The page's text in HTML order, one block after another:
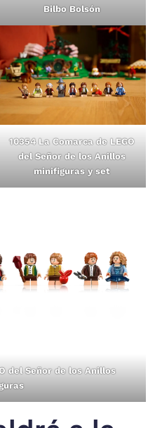
Bilbo Bolsón
10354 La Comarca de LEGO
del Señor de los Anillos
minifiguras y set
del Señor de los Anillos